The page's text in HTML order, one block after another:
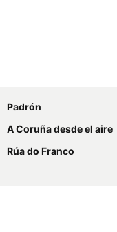
Padrón
A Coruña desde el aire
Rúa do Franco